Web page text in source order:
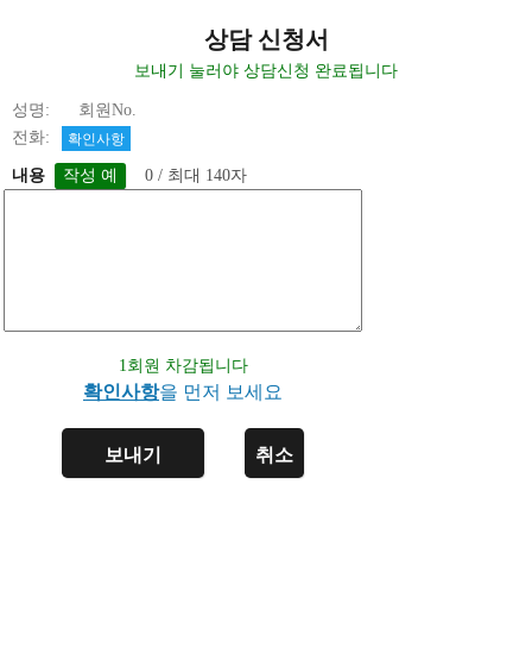
상담 신청서
보내기 눌러야 상담신청 완료됩니다
성명: 회원No.
전화:
확인사항
내용 0 / 최대 140자
1회원 차감됩니다
확인사항을 먼저 보세요